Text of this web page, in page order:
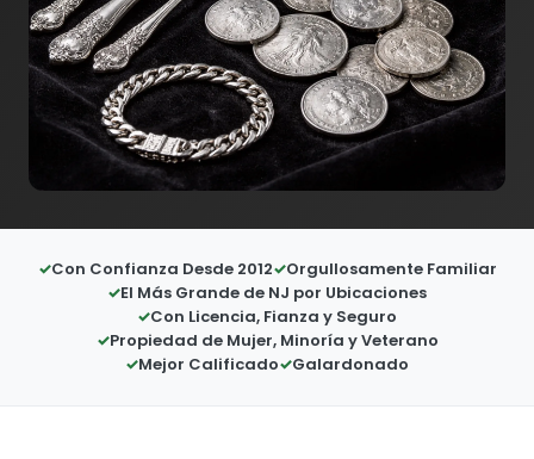
Con Confianza Desde 2012
Orgullosamente Familiar
El Más Grande de NJ por Ubicaciones
Con Licencia, Fianza y Seguro
Propiedad de Mujer, Minoría y Veterano
Mejor Calificado
Galardonado